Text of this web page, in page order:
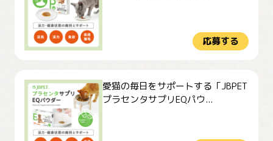
応募する
愛猫の毎日をサポートする「JBPET
プラセンタサプリEQパウ...